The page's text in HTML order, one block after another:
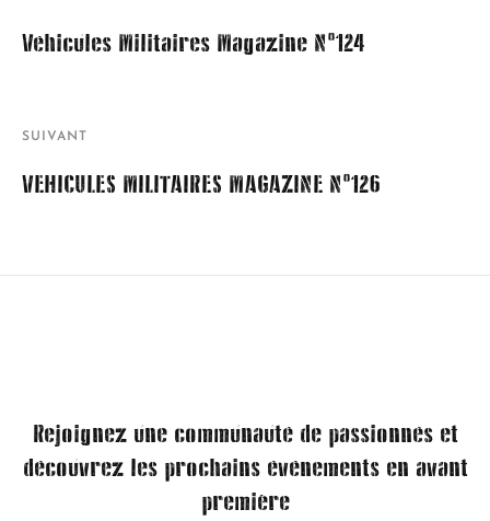
Véhicules Militaires Magazine N°124
SUIVANT
VEHICULES MILITAIRES MAGAZINE N°126
Rejoignez une communauté de passionnés et
découvrez les prochains événements en avant
première